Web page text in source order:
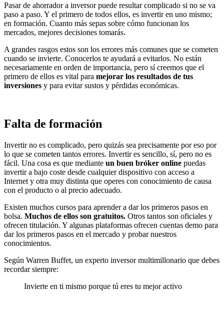
Pasar de ahorrador a inversor puede resultar complicado si no se va
paso a paso. Y el primero de todos ellos, es invertir en uno mismo;
en formación. Cuanto más sepas sobre cómo funcionan los
mercados, mejores decisiones tomarás.
A grandes rasgos estos son los errores más comunes que se cometen
cuando se invierte. Conocerlos te ayudará a evitarlos. No están
necesariamente en orden de importancia, pero sí creemos que el
primero de ellos es vital para mejorar los resultados de tus
inversiones y para evitar sustos y pérdidas económicas.
Falta de formación
Invertir no es complicado, pero quizás sea precisamente por eso por
lo que se cometen tantos errores. Invertir es sencillo, sí, pero no es
fácil. Una cosa es que mediante un buen bróker online puedas
invertir a bajo coste desde cualquier dispositivo con acceso a
Internet y otra muy distinta que operes con conocimiento de causa
con el producto o al precio adecuado.
Existen muchos cursos para aprender a dar los primeros pasos en
bolsa. Muchos de ellos son gratuitos. Otros tantos son oficiales y
ofrecen titulación. Y algunas plataformas ofrecen cuentas demo para
dar los primeros pasos en el mercado y probar nuestros
conocimientos.
Según Warren Buffet, un experto inversor multimillonario que debes
recordar siempre:
Invierte en ti mismo porque tú eres tu mejor activo